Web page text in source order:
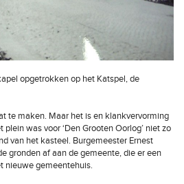
opgetrokken op het Katspel, de
te maken. Maar het is en klankvervorming
was voor ‘Den Grooten Oorlog’ niet zo
van het kasteel. Burgemeester Ernest
gronden af aan de gemeente, die er een
nieuwe gemeentehuis.